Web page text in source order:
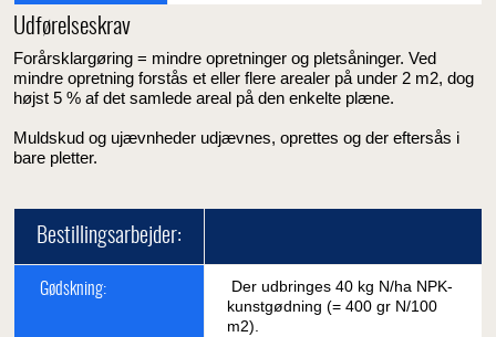
Udførelseskrav
Forårsklargøring = mindre opretninger og pletsåninger. Ved
mindre opretning forstås et eller flere arealer på under 2 m2, dog
højst 5 % af det samlede areal på den enkelte plæne.
Muldskud og ujævnheder udjævnes, oprettes og der eftersås i
bare pletter.
Bestillingsarbejder:
Gødskning:
Der udbringes 40 kg N/ha NPK-
kunstgødning (= 400 gr N/100
m2).